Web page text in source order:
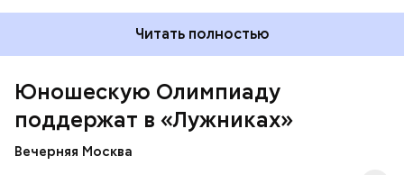
Читать полностью
Юношескую Олимпиаду
поддержат в «Лужниках»
Вечерняя Москва